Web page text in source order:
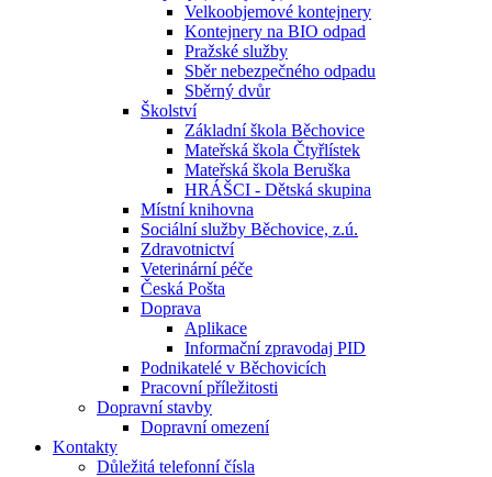
Velkoobjemové kontejnery
Kontejnery na BIO odpad
Pražské služby
Sběr nebezpečného odpadu
Sběrný dvůr
Školství
Základní škola Běchovice
Mateřská škola Čtyřlístek
Mateřská škola Beruška
HRÁŠCI - Dětská skupina
Místní knihovna
Sociální služby Běchovice, z.ú.
Zdravotnictví
Veterinární péče
Česká Pošta
Doprava
Aplikace
Informační zpravodaj PID
Podnikatelé v Běchovicích
Pracovní příležitosti
Dopravní stavby
Dopravní omezení
Kontakty
Důležitá telefonní čísla